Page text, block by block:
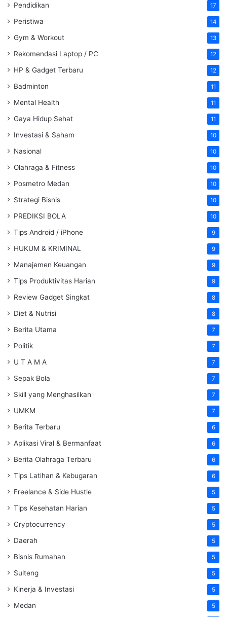
Pendidikan 17
Peristiwa 14
Gym & Workout 13
Rekomendasi Laptop / PC 12
HP & Gadget Terbaru 12
Badminton 11
Mental Health 11
Gaya Hidup Sehat 11
Investasi & Saham 10
Nasional 10
Olahraga & Fitness 10
Posmetro Medan 10
Strategi Bisnis 10
PREDIKSI BOLA 10
Tips Android / iPhone 9
HUKUM & KRIMINAL 9
Manajemen Keuangan 9
Tips Produktivitas Harian 9
Review Gadget Singkat 8
Diet & Nutrisi 8
Berita Utama 7
Politik 7
U T A M A 7
Sepak Bola 7
Skill yang Menghasilkan 7
UMKM 7
Berita Terbaru 6
Aplikasi Viral & Bermanfaat 6
Berita Olahraga Terbaru 6
Tips Latihan & Kebugaran 6
Freelance & Side Hustle 5
Tips Kesehatan Harian 5
Cryptocurrency 5
Daerah 5
Bisnis Rumahan 5
Sulteng 5
Kinerja & Investasi 5
Medan 5